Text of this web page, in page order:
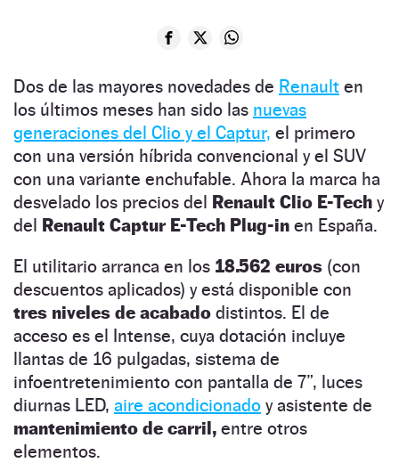
Dos de las mayores novedades de Renault en
los últimos meses han sido las nuevas
generaciones del Clio y el Captur, el primero
con una versión híbrida convencional y el SUV
con una variante enchufable. Ahora la marca ha
desvelado los precios del Renault Clio E-Tech y
del Renault Captur E-Tech Plug-in en España.
El utilitario arranca en los 18.562 euros (con
descuentos aplicados) y está disponible con
tres niveles de acabado distintos. El de
acceso es el Intense, cuya dotación incluye
llantas de 16 pulgadas, sistema de
infoentretenimiento con pantalla de 7”, luces
diurnas LED, aire acondicionado y asistente de
mantenimiento de carril, entre otros
elementos.